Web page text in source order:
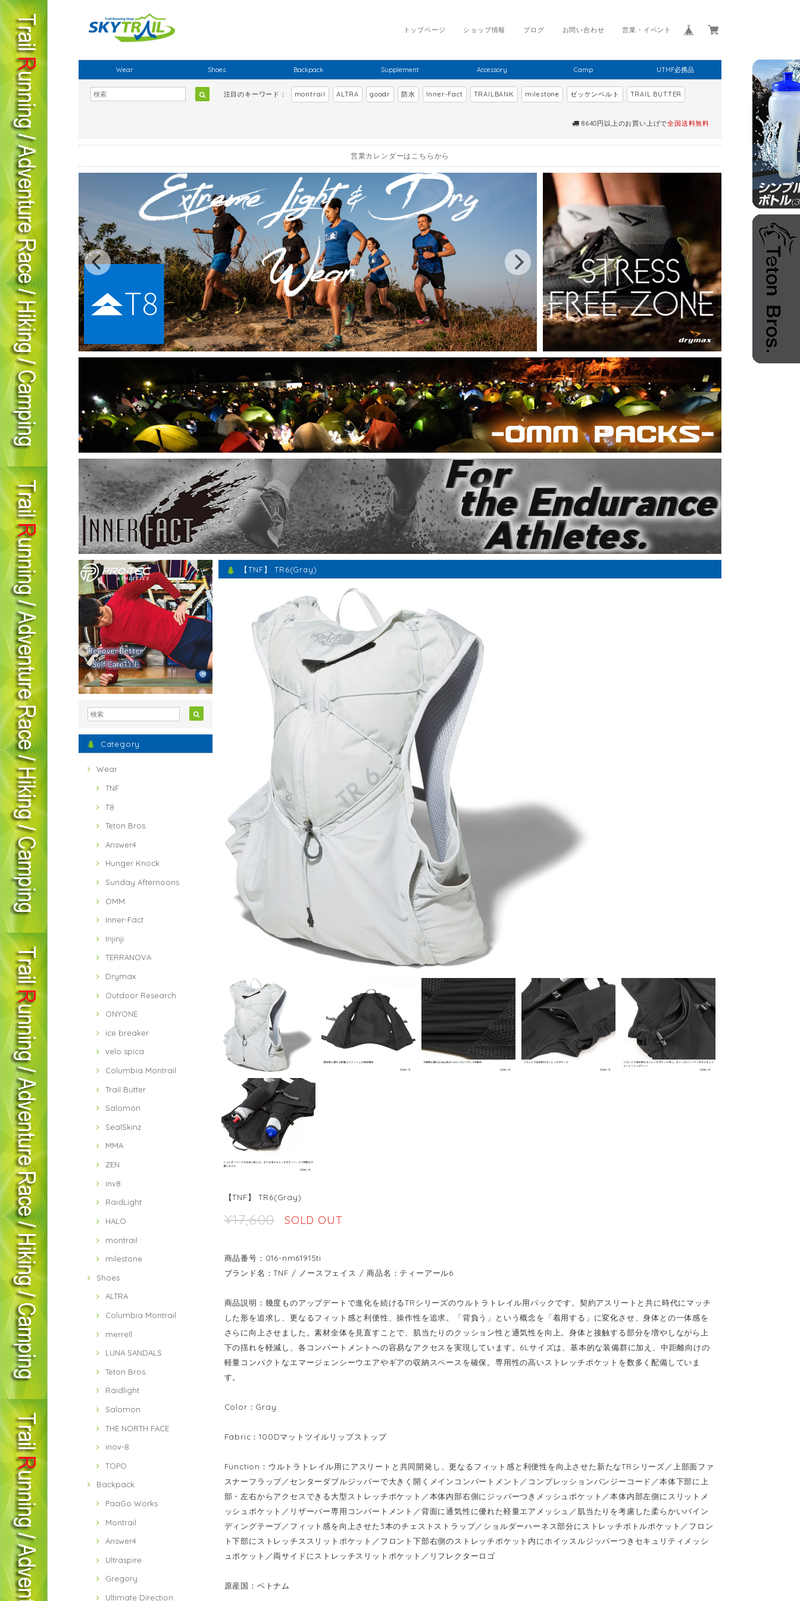
営業・イベント
お問い合わせ
ブログ
ショップ情報
トップページ
Wear Shoes Backpack Supplement Accessory Camp UTMF必携品
注目のキーワード： montrail ALTRA goodr 防水 Inner-Fact TRAILBANK milestone ゼッケンベルト TRAIL BUTTER
8640円以上のお買い上げで全国送料無料
営業カレンダーはこちらから
Category
Wear
TNF
T8
Teton Bros.
Answer4
Hunger Knock
Sunday Afternoons
OMM
Inner-Fact
Injinji
TERRANOVA
Drymax
Outdoor Research
ONYONE
ice breaker
velo spica
Columbia Montrail
Trail Butter
Salomon
SealSkinz
MMA
ZEN
inv8
RaidLight
HALO
montrail
milestone
Shoes
ALTRA
Columbia Montrail
merrell
LUNA SANDALS
Teton Bros.
Raidlight
Salomon
THE NORTH FACE
inov-8
TOPO
Backpack
PaaGo Works
Montrail
Answer4
Ultraspire
Gregory
Ultimate Direction
【TNF】 TR6(Gray)
【TNF】 TR6(Gray)
¥17,600 SOLD OUT
商品番号：016-nm61915ti
ブランド名：TNF / ノースフェイス / 商品名：ティーアール6
商品説明：幾度ものアップデートで進化を続けるTRシリーズのウルトラトレイル用パックです。契約アスリートと共に時代にマッチ
した形を追求し、更なるフィット感と利便性、操作性を追求。「背負う」という概念を「着用する」に変化させ、身体との一体感を
さらに向上させました。素材全体を見直すことで、肌当たりのクッション性と通気性を向上。身体と接触する部分を増やしながら上
下の揺れを軽減し、各コンパートメントへの容易なアクセスを実現しています。6Lサイズは、基本的な装備群に加え、中距離向けの
軽量コンパクトなエマージェンシーウエアやギアの収納スペースを確保。専用性の高いストレッチポケットを数多く配備していま
す。
Color：Gray
Fabric：100Dマットツイルリップストップ
Function：ウルトラトレイル用にアスリートと共同開発し、更なるフィット感と利便性を向上させた新たなTRシリーズ／上部面ファ
スナーフラップ／センターダブルジッパーで大きく開くメインコンパートメント／コンプレッションバンジーコード／本体下部に上
部・左右からアクセスできる大型ストレッチポケット／本体内部右側にジッパーつきメッシュポケット／本体内部左側にスリットメ
ッシュポケット／リザーバー専用コンパートメント／背面に通気性に優れた軽量エアメッシュ／肌当たりを考慮した柔らかいバイン
ディングテープ／フィット感を向上させた3本のチェストストラップ／ショルダーハーネス部分にストレッチボトルポケット／フロン
ト下部にストレッチススリットポケット／フロント下部右側のストレッチポケット内にホイッスルジッパーつきセキュリティメッシ
ュポケット／両サイドにストレッチスリットポケット／リフレクターロゴ
原産国：ベトナム